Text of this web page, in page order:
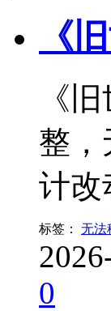
《
《
整，
计改
标签： 无法
0